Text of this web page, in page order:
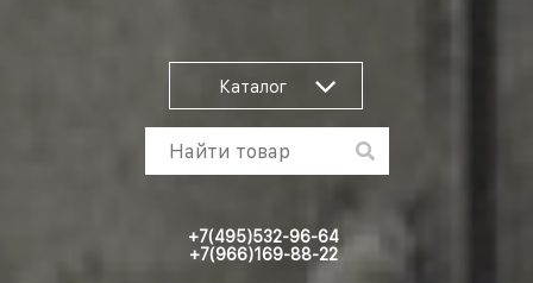
Каталог
+7(495)532-96-64
+7(966)169-88-22